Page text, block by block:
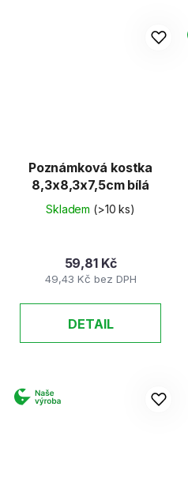
Poznámková kostka
8,3x8,3x7,5cm bílá
Skladem (>10 ks)
49,43 Kč bez DPH
59,81 Kč
DETAIL